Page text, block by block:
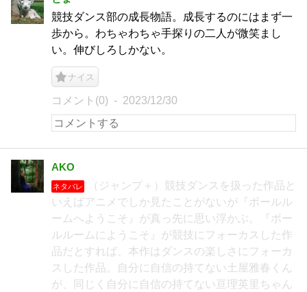
競技ダンス部の成長物語。成長するのにはまず一
歩から。わちゃわちゃ手探りの二人が微笑まし
い。伸びしろしかない。
ナイス
コメント(0) 2023/12/30
AKO
ネタバレ
（ジャンプ＋）競技ダンスを扱った作品と
いえばアニメでしか見たことがないが『ボールル
ームへようこそ』が真っ先に思い浮かぶ。『ボー
ルルームにようこそ』が競技にフォーカスした作
品だとすれば、本作はダンスの楽しさにフォーカ
スした作品。自分に自信の持てない土屋雅春くん
が、同じく自分に自信の持てない亘理英里ちゃん